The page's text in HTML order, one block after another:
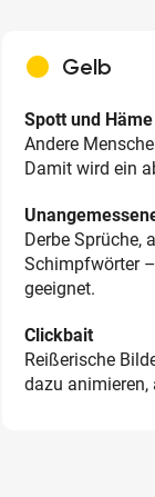
circle Gelb
Spott und Häme
Andere
Damit wird ein
Derbe Sprüche,
Schimpfwörter
geeignet.
Clickbait
Reißerische
dazu